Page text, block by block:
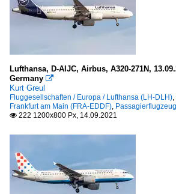
Lufthansa, D-AIJC, Airbus, A320-271N,
Germany 
Kurt Greul
Fluggesellschaften / Europa / Lufthansa (LH-DLH),
Frankfurt am Main (FRA-EDDF),
 222 1200x800 Px, 14.09.2021